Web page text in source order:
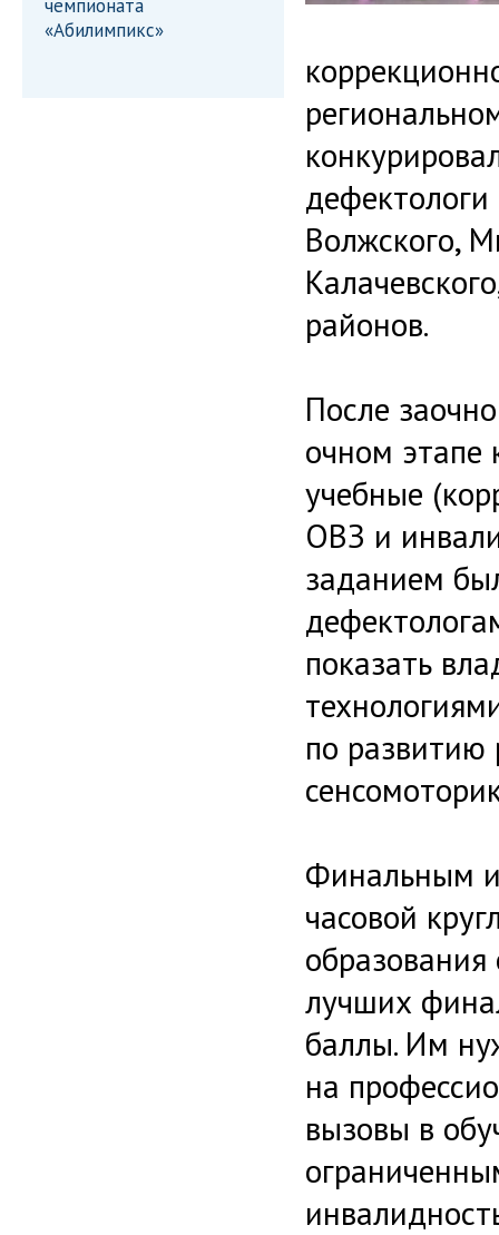
чемпионата
«Абилимпикс»
Волжского,
районов.
После
очном этапе
учебные
ОВЗ и
заданием
показать
по
Финальным
часовой
лучших
баллы. Им
на
вызовы в